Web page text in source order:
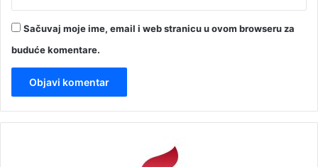
Sačuvaj moje ime, email i web stranicu u ovom browseru za
buduće komentare.